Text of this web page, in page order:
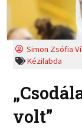
Simon Zsófia
Kézilabda
volt”